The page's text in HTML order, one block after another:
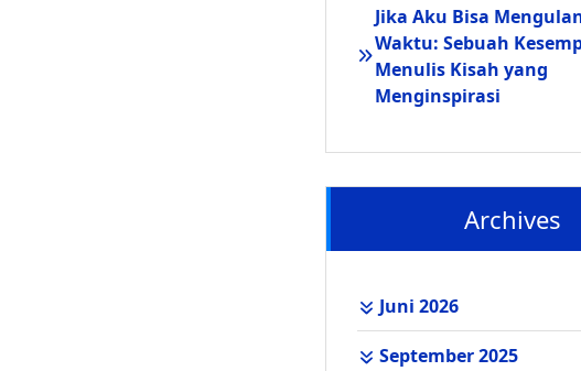
Jika Aku Bisa
Waktu: Sebuah
Menulis Kisah yang
Menginspirasi
Archives
Juni 2026
September 2025